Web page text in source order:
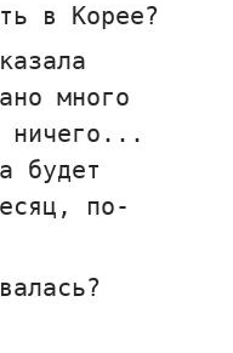
в Корее?
много
ничего...
будет
по-